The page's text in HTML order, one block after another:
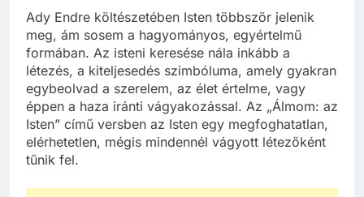
Ady Endre költészetében Isten többször jelenik
meg, ám sosem a hagyományos, egyértelmű
formában. Az isteni keresése nála inkább a
létezés, a kiteljesedés szimbóluma, amely gyakran
egybeolvad a szerelem, az élet értelme, vagy
éppen a haza iránti vágyakozással. Az „Álmom: az
Isten” című versben az Isten egy megfoghatatlan,
elérhetetlen, mégis mindennél vágyott létezőként
tűnik fel.